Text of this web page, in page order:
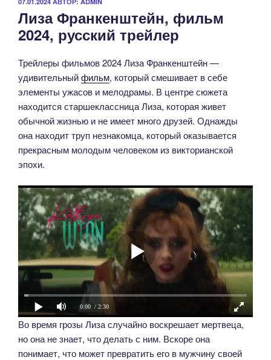
Лиза Франкенштейн, фильм
2024, русский трейлер
Трейлеры фильмов 2024 Лиза Франкенштейн —
удивительныйфильм, который смешивает в себе
элементы ужасов и мелодрамы. В центре сюжета
находится старшеклассница Лиза, которая живет
обычной жизнью и не имеет много друзей. Однажды
она находит труп незнакомца, который оказывается
прекрасным молодым человеком из викторианской
эпохи.
0:00 / 2:30
Во время грозы Лиза случайно воскрешает мертвеца,
но она не знает, что делать с ним. Вскоре она
понимает, что может превратить его в мужчину своей